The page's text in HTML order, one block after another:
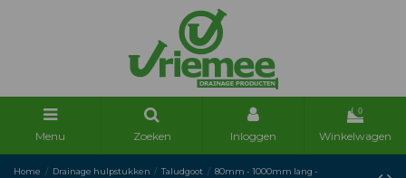
Menu Zoeken Inloggen
0
Winkelwagen
Home Drainage hulpstukken Taludgoot
80mm - 1000mm lang -